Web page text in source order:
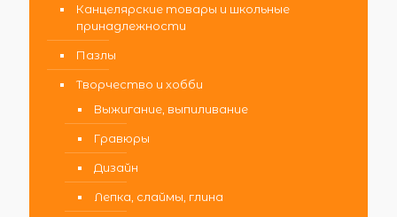
Канцелярские товары и школьные
принадлежности
Пазлы
Творчество и хобби
Выжигание, выпиливание
Гравюры
Дизайн
Лепка, слаймы, глина